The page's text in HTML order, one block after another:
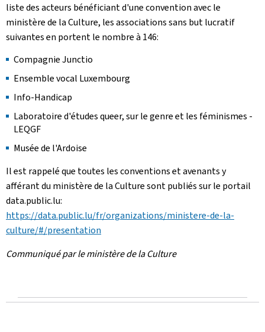
liste des acteurs bénéficiant d'une convention avec le
ministère de la Culture, les associations sans but lucratif
suivantes en portent le nombre à 146:
Compagnie Junctio
Ensemble vocal Luxembourg
Info-Handicap
Laboratoire d'études queer, sur le genre et les féminismes -
LEQGF
Musée de l'Ardoise
Il est rappelé que toutes les conventions et avenants y
afférant du ministère de la Culture sont publiés sur le portail
data.public.lu:
https://data.public.lu/fr/organizations/ministere-de-la-
culture/#/presentation
Communiqué par le ministère de la Culture